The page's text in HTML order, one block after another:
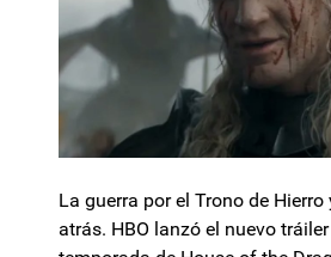
La guerra por el Trono de
atrás. HBO lanzó el nuevo